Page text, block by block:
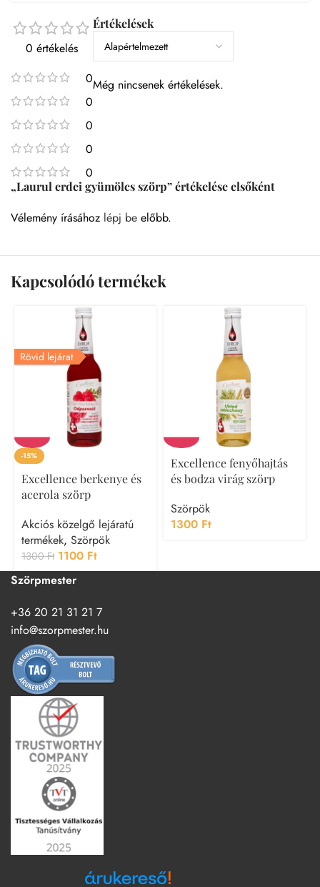
0 értékelés
0
0
0
0
0
Értékelések
Még nincsenek értékelések.
„Laurul erdei gyümölcs szörp” értékelése elsőként
Vélemény írásához lépj be előbb.
Kapcsolódó termékek
Rövid lejárat
-15%
Excellence berkenye és
acerola szörp
Akciós közelgő lejáratú
termékek, Szörpök
1300Ft 1100 Ft
Excellence fenyőhajtás
és bodza virág szörp
Szörpök
1300 Ft
Szörpmester
+36 20 21 31 21 7
info@szorpmester.hu